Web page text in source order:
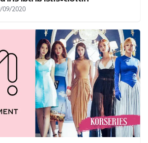
09/2020